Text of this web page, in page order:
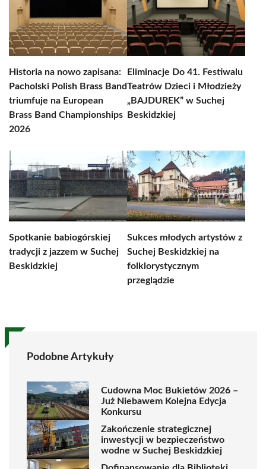
Historia na nowo zapisana:
Pacholski Polish Brass Band
triumfuje na European
Brass Band Championships
2026
Eliminacje Do 41. Festiwalu
Teatrów Dzieci i Młodzieży
„BAJDUREK” w Suchej
Beskidzkiej
Spotkanie babiogórskiej
tradycji z jazzem w Suchej
Beskidzkiej
Sukces młodych artystów z
Suchej Beskidzkiej na
folklorystycznym
przeglądzie
Podobne Artykuły
Cudowna Moc Bukietów 2026 –
Już Niebawem Kolejna Edycja
Konkursu
Zakończenie strategicznej
inwestycji w bezpieczeństwo
wodne w Suchej Beskidzkiej